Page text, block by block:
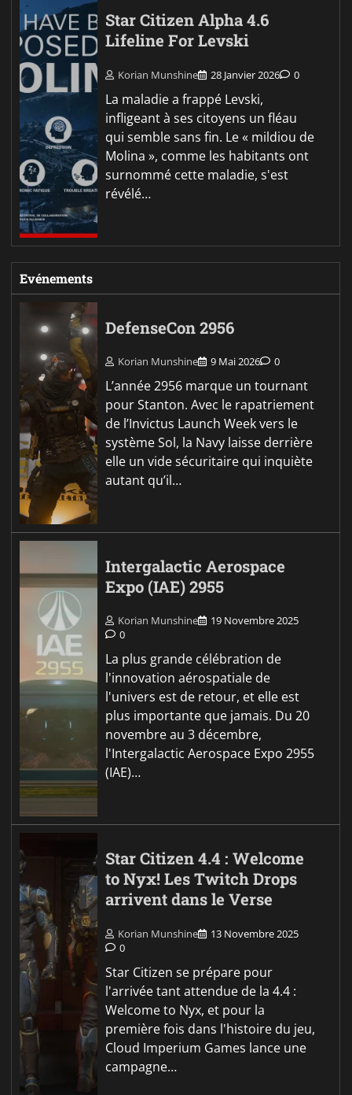
Star Citizen Alpha 4.6
Lifeline For Levski
Korian Munshine 28 Janvier 2026 0
La maladie a frappé Levski,
infligeant à ses citoyens un fléau
qui semble sans fin. Le « mildiou de
Molina », comme les habitants ont
surnommé cette maladie, s'est
révélé…
Evénements
DefenseCon 2956
Korian Munshine 9 Mai 2026 0
L’année 2956 marque un tournant
pour Stanton. Avec le rapatriement
de l’Invictus Launch Week vers le
système Sol, la Navy laisse derrière
elle un vide sécuritaire qui inquiète
autant qu’il…
Intergalactic Aerospace
Expo (IAE) 2955
Korian Munshine
19 Novembre 2025
0
La plus grande célébration de
l'innovation aérospatiale de
l'univers est de retour, et elle est
plus importante que jamais. Du 20
novembre au 3 décembre,
l'Intergalactic Aerospace Expo 2955
(IAE)…
Star Citizen 4.4 : Welcome
to Nyx! Les Twitch Drops
arrivent dans le Verse
Korian Munshine
13 Novembre 2025
0
Star Citizen se prépare pour
l'arrivée tant attendue de la 4.4 :
Welcome to Nyx, et pour la
première fois dans l'histoire du jeu,
Cloud Imperium Games lance une
campagne…